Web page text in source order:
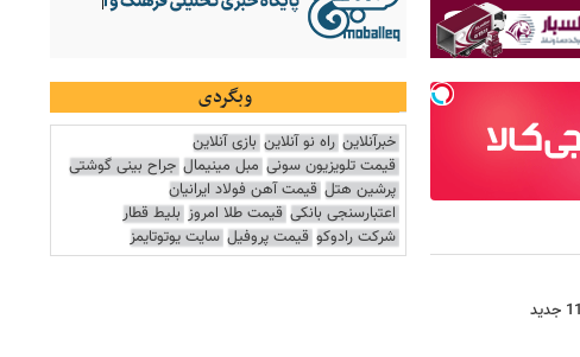
وبگردی
خبرآنلاین راه نو آنلاین بازی آنلاین
قیمت تلویزیون سونی مبل مینیمال جراح بینی گوشتی
پرشین هتل قیمت آهن فولاد ایرانیان
اعتبارسنجی بانکی قیمت طلا امروز بلیط قطار
شرکت رادوکو قیمت پروفیل سایت یوتوتایمز